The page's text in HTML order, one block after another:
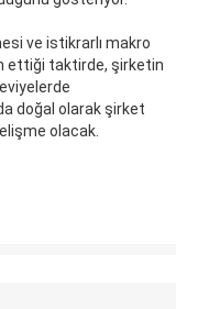
ve istikrarlı makro
ettiği taktirde, şirketin
doğal olarak şirket
olacak.